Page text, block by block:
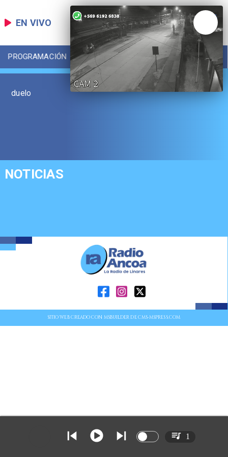
EN VIVO
PROGRAMACIÓN LOCAL DEPORTES
duelo
NOTICIAS
SITIO WEB CREADO CON MSBUILDER DE CMS-MSPRESS.COM
1